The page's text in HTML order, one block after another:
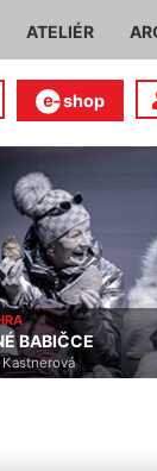
ATELIÉR
shop
BABIČCE